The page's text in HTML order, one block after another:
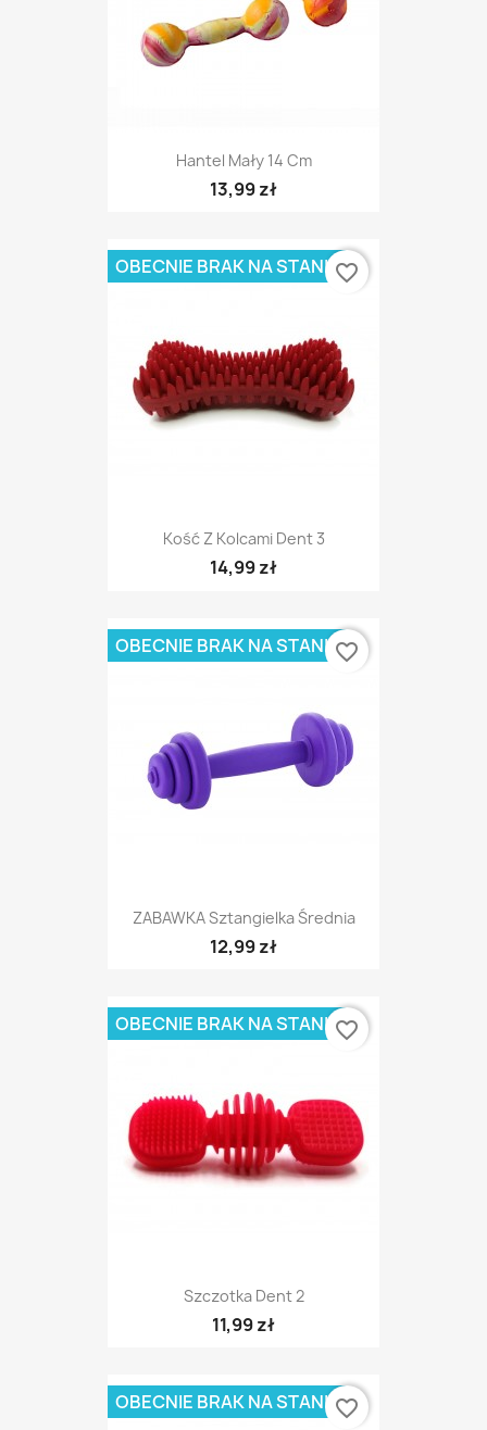
Hantel Mały 14 Cm
13,99 zł
Kość Z Kolcami Dent 3
14,99 zł
OBECNIE BRAK NA STANIEfavorite_border
ZABAWKA Sztangielka Średnia
12,99 zł
OBECNIE BRAK NA STANIEfavorite_border
Szczotka Dent 2
11,99 zł
OBECNIE BRAK NA STANIEfavorite_border
OBECNIE BRAK NA STANIEfavorite_border